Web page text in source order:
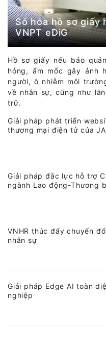
Số hóa hồ sơ giấy
VNPT eDiG
Hồ sơ giấy nếu bảo
hỏng, ẩm mốc gây ảnh
người, ô nhiễm môi
về nhân sự, cũng như
trữ.
Giải pháp phát triển
thương mại điện tử của
Giải pháp đắc lực hỗ trợ
ngành Lao động-Thương
VNHR thúc đẩy chuyển
nhân sự
Giải pháp Edge AI toàn
nghiệp